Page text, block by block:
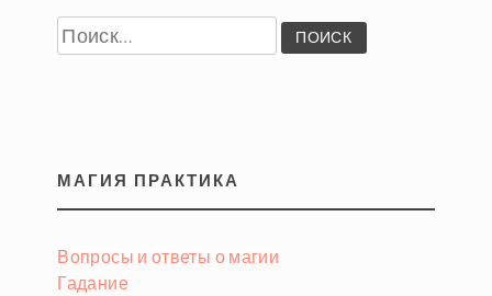
Найти:
МАГИЯ ПРАКТИКА
Вопросы и ответы о магии
Гадание